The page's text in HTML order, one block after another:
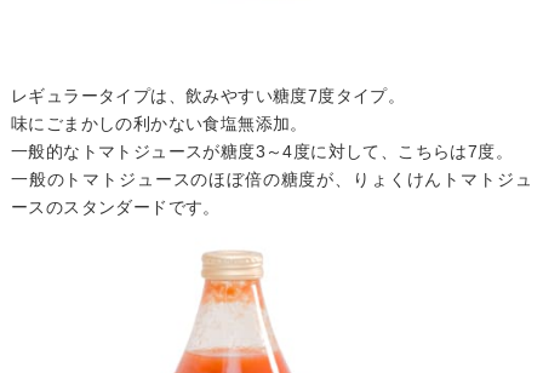
レギュラータイプは、飲みやすい糖度7度タイプ。
味にごまかしの利かない食塩無添加。
一般的なトマトジュースが糖度3～4度に対して、こちらは7度。
一般のトマトジュースのほぼ倍の糖度が、りょくけんトマトジュ
ースのスタンダードです。